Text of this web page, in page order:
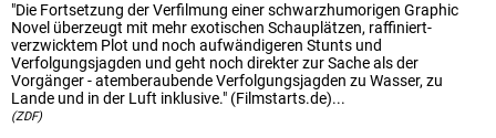
"Die Fortsetzung der Verfilmung einer schwarzhumorigen Graphic
Novel überzeugt mit mehr exotischen Schauplätzen, raffiniert-
verzwicktem Plot und noch aufwändigeren Stunts und
Verfolgungsjagden und geht noch direkter zur Sache als der
Vorgänger - atemberaubende Verfolgungsjagden zu Wasser, zu
Lande und in der Luft inklusive." (Filmstarts.de)...
(ZDF)